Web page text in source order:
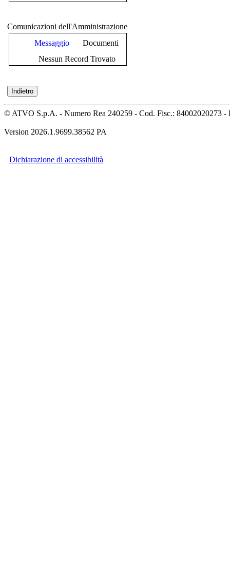
Comunicazioni dell'Amministrazione
Messaggio
Documenti
Nessun Record Trovato
© ATVO S.p.A. - Numero Rea 240259 - Cod. Fisc.: 84002020273 -
Version 2026.1.9699.38562 PA
Dichiarazione di accessibilità